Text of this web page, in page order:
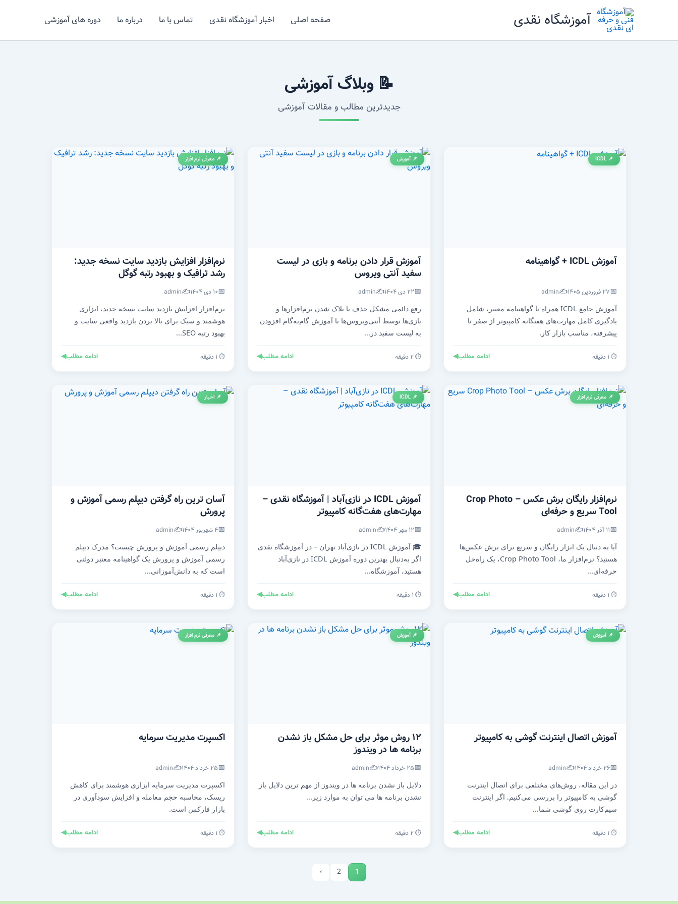
آموزشگاه نقدی صفحه اصلی اخبار آموزشگاه نقدی تماس با ما درباره ما دوره های آموزشی
📝 وبلاگ آموزشی
جدیدترین مطالب و مقالات آموزشی
📌 ICDL
آموزش ICDL + گواهینامه
📅۲۷ فروردین ۱۴۰۵ ✍️
admin
آموزش جامع ICDL همراه با گواهینامه معتبر، شامل
یادگیری کامل مهارت‌های هفتگانه کامپیوتر از صفر تا
پیشرفته، مناسب بازار کار.
⏱️ ۱ دقیقه ادامه مطلب◀
📌 آموزش
آموزش قرار دادن برنامه و بازی در لیست
سفید آنتی‌ ویروس
📅۲۲ دی ۱۴۰۴ ✍️
admin
رفع دائمی مشکل حذف یا بلاک شدن نرم‌افزارها و
بازی‌ها توسط آنتی‌ویروس‌ها با آموزش گام‌به‌گام افزودن
به لیست سفید در...
⏱️ ۲ دقیقه ادامه مطلب◀
📌 معرفی نرم افزار
نرم‌افزار افزایش بازدید سایت نسخه جدید:
رشد ترافیک و بهبود رتبه گوگل
📅۱۰ دی ۱۴۰۴ ✍️
admin
نرم‌افزار افزایش بازدید سایت نسخه جدید، ابزاری
هوشمند و سبک برای بالا بردن بازدید واقعی سایت و
بهبود رتبه SEO...
⏱️ ۱ دقیقه ادامه مطلب◀
📌 معرفی نرم افزار
نرم‌افزار رایگان برش عکس – Crop Photo
Tool سریع و حرفه‌ای
📅۱۱ آذر ۱۴۰۴ ✍️
admin
آیا به دنبال یک ابزار رایگان و سریع برای برش عکس‌ها
هستید؟ نرم‌افزار ما، Crop Photo Tool، یک راه‌حل
حرفه‌ای...
⏱️ ۱ دقیقه ادامه مطلب◀
📌 ICDL
آموزش ICDL در نازی‌آباد | آموزشگاه نقدی –
مهارت‌های هفت‌گانه کامپیوتر
📅۱۲ مهر ۱۴۰۴ ✍️
admin
🎓 آموزش ICDL در نازی‌آباد تهران – در آموزشگاه نقدی
اگر به‌دنبال بهترین دوره آموزش ICDL در نازی‌آباد
هستید، آموزشگاه...
⏱️ ۱ دقیقه ادامه مطلب◀
📌 اخبار
آسان ترین راه گرفتن دیپلم رسمی آموزش و
پرورش
📅۴ شهریور ۱۴۰۴ ✍️
admin
دیپلم رسمی آموزش و پرورش چیست؟ مدرک دیپلم
رسمی آموزش و پرورش یک گواهینامه معتبر دولتی
است که به دانش‌آموزانی...
⏱️ ۱ دقیقه ادامه مطلب◀
📌 آموزش
آموزش اتصال اینترنت گوشی به کامپیوتر
📅۲۶ خرداد ۱۴۰۴ ✍️
admin
در این مقاله، روش‌های مختلفی برای اتصال اینترنت
گوشی به کامپیوتر را بررسی می‌کنیم. اگر اینترنت
سیم‌کارت روی گوشی شما...
⏱️ ۱ دقیقه ادامه مطلب◀
📌 آموزش
۱۲ روش موثر برای حل مشکل باز نشدن
برنامه ها در ویندوز
📅۲۵ خرداد ۱۴۰۴ ✍️
admin
دلایل باز نشدن برنامه ها در ویندوز از مهم ترین دلایل باز
نشدن برنامه ها می توان به موارد زیر...
⏱️ ۲ دقیقه ادامه مطلب◀
📌 معرفی نرم افزار
اکسپرت مدیریت سرمایه
📅۲۵ خرداد ۱۴۰۴ ✍️
admin
اکسپرت مدیریت سرمایه ابزاری هوشمند برای کاهش
ریسک، محاسبه حجم معامله و افزایش سودآوری در
بازار فارکس است.
⏱️ ۱ دقیقه ادامه مطلب◀
1
2
›